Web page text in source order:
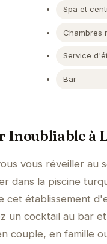
Spa et
Chambres
Service
Bar
Inoubliable à
vous réveiller au
dans la piscine
cet établissement
un cocktail au bar
couple, en famille